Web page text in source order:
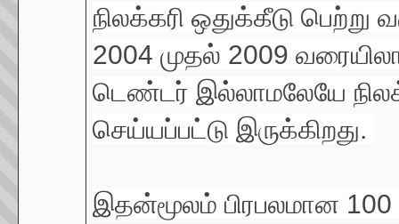
நிலக்கரி ஒதுக்கீடு பெற்று
2004 முதல் 2009
டெண்டர் இல்லாமலேயே
செய்யப்பட்டு இருக்கிறது.
இதன்மூலம் பிரபலமான